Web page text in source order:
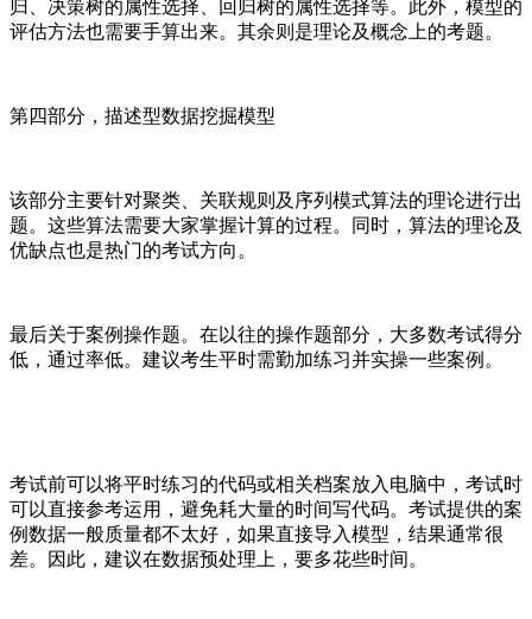
归、决策树的属性选择、回归树的属性选择等。此外，模型的
评估方法也需要手算出来。其余则是理论及概念上的考题。
第四部分，描述型数据挖掘模型
该部分主要针对聚类、关联规则及序列模式算法的理论进行出
题。这些算法需要大家掌握计算的过程。同时，算法的理论及
优缺点也是热门的考试方向。
最后关于案例操作题。在以往的操作题部分，大多数考试得分
低，通过率低。建议考生平时需勤加练习并实操一些案例。
考试前可以将平时练习的代码或相关档案放入电脑中，考试时
可以直接参考运用，避免耗大量的时间写代码。考试提供的案
例数据一般质量都不太好，如果直接导入模型，结果通常很
差。因此，建议在数据预处理上，要多花些时间。